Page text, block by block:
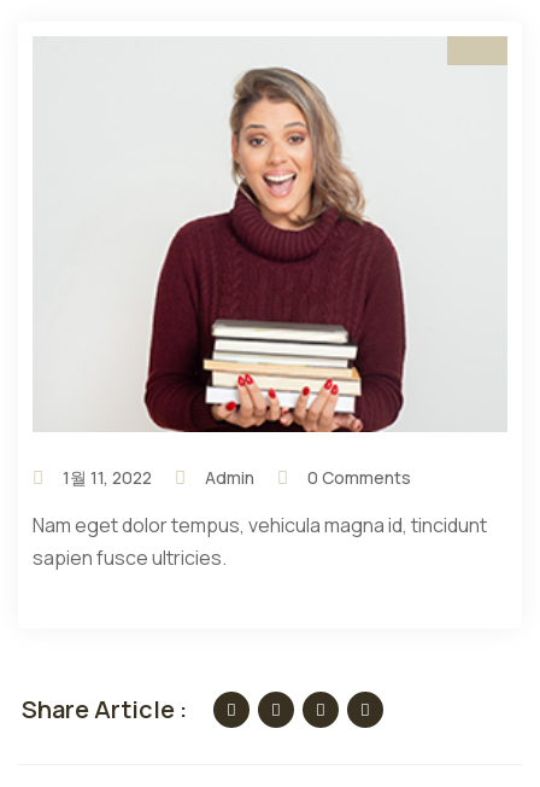
1월 11, 2022 Admin 0 Comments
Nam eget dolor tempus, vehicula magna id, tincidunt
sapien fusce ultricies.
Share Article :